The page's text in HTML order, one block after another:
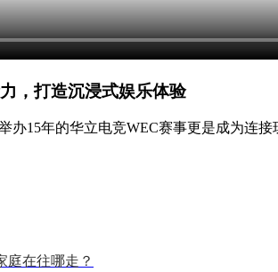
，打造沉浸式娱乐体验
办15年的华立电竞WEC赛事更是成为连
庭在往哪走？